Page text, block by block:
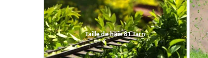
Taille de haie 81 Tarn